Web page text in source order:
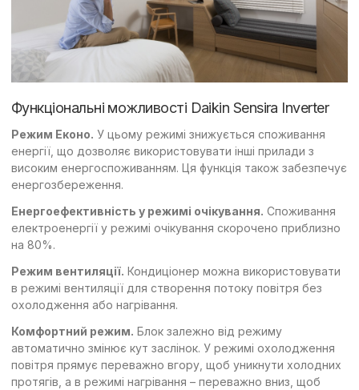
Функціональні можливості Daikin Sensira Inverter
Режим Еконо. У цьому режимі знижується споживання
енергії, що дозволяє використовувати інші прилади з
високим енергоспоживанням. Ця функція також забезпечує
енергозбереження.
Енергоефективність у режимі очікування. Споживання
електроенергії у режимі очікування скорочено приблизно
на 80%.
Режим вентиляції. Кондиціонер можна використовувати
в режимі вентиляції для створення потоку повітря без
охолодження або нагрівання.
Комфортний режим. Блок залежно від режиму
автоматично змінює кут заслінок. У режимі охолодження
повітря прямує переважно вгору, щоб уникнути холодних
протягів, а в режимі нагрівання – переважно вниз, щоб